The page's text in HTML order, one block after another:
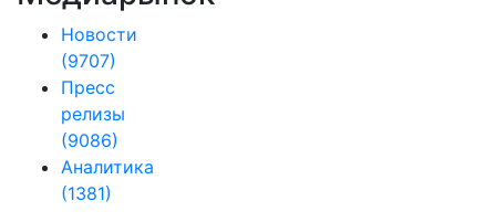
Новости
(9707)
Пресс
релизы
(9086)
Аналитика
(1381)